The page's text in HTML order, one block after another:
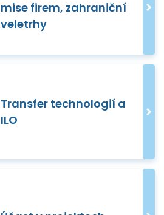
mise firem, zahraniční
veletrhy
Transfer technologií a
ILO